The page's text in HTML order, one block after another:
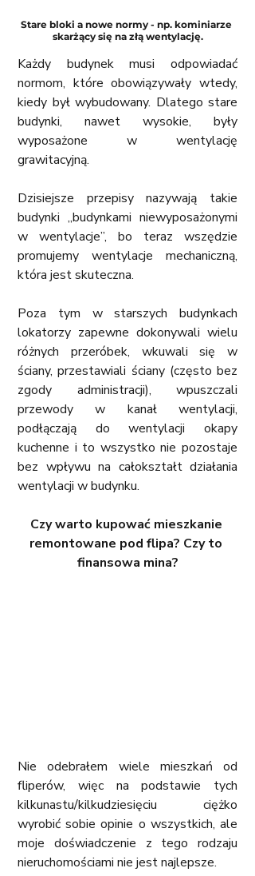
Stare bloki a nowe normy - np. kominiarze
skarżący się na złą wentylację.
Każdy budynek musi odpowiadać
normom, które obowiązywały wtedy,
kiedy był wybudowany. Dlatego stare
budynki, nawet wysokie, były
wyposażone w wentylację
grawitacyjną.
Dzisiejsze przepisy nazywają takie
budynki „budynkami niewyposażonymi
w wentylacje”, bo teraz wszędzie
promujemy wentylacje mechaniczną,
która jest skuteczna.
Poza tym w starszych budynkach
lokatorzy zapewne dokonywali wielu
różnych przeróbek, wkuwali się w
ściany, przestawiali ściany (często bez
zgody administracji), wpuszczali
przewody w kanał wentylacji,
podłączają do wentylacji okapy
kuchenne i to wszystko nie pozostaje
bez wpływu na całokształt działania
wentylacji w budynku.
Czy warto kupować mieszkanie
remontowane pod flipa? Czy to
finansowa mina?
Nie odebrałem wiele mieszkań od
fliperów, więc na podstawie tych
kilkunastu/kilkudziesięciu ciężko
wyrobić sobie opinie o wszystkich, ale
moje doświadczenie z tego rodzaju
nieruchomościami nie jest najlepsze.